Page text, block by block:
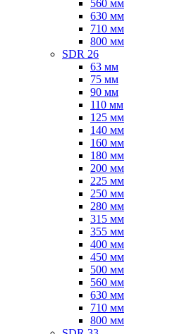
560 мм
630 мм
710 мм
800 мм
SDR 26
63 мм
75 мм
90 мм
110 мм
125 мм
140 мм
160 мм
180 мм
200 мм
225 мм
250 мм
280 мм
315 мм
355 мм
400 мм
450 мм
500 мм
560 мм
630 мм
710 мм
800 мм